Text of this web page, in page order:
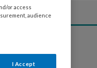
Lees ook
or access
audience
I Accept